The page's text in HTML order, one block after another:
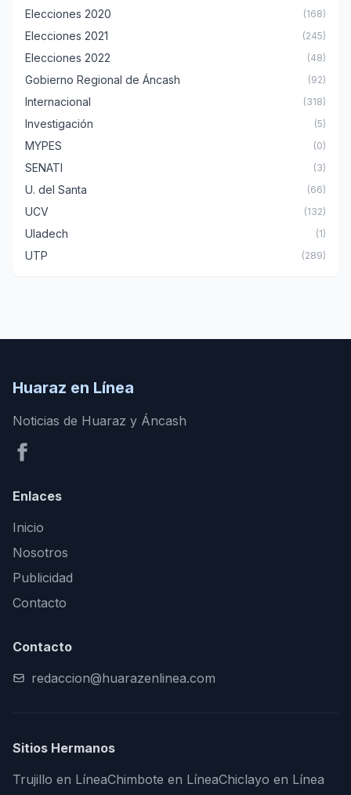
Elecciones 2020 (168)
Elecciones 2021 (245)
Elecciones 2022 (48)
Gobierno Regional de Áncash (92)
Internacional (318)
Investigación (5)
MYPES (0)
SENATI (3)
U. del Santa (66)
UCV (132)
Uladech (1)
UTP (289)
Huaraz en Línea
Noticias de Huaraz y Áncash
Enlaces
Inicio
Nosotros
Publicidad
Contacto
Contacto
redaccion@huarazenlinea.com
Sitios Hermanos
Trujillo en LíneaChimbote en LíneaChiclayo en Línea